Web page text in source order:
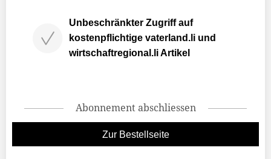
Unbeschränkter Zugriff auf
kostenpflichtige vaterland.li und
wirtschaftregional.li Artikel
Abonnement abschliessen
Zur Bestellseite